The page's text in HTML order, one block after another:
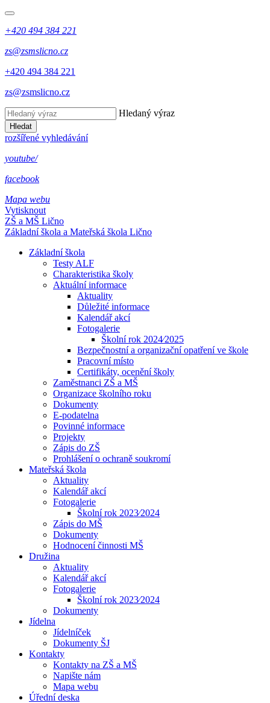
+420 494 384 221
zs@zsmslicno.cz
+420 494 384 221
zs@zsmslicno.cz
Hledaný výraz
Hledat
rozšířené vyhledávání
youtube/
facebook
Mapa webu
Vytisknout
ZŠ a MŠ Lično
Základní škola a Mateřská škola Lično
Základní škola
Testy ALF
Charakteristika školy
Aktuální informace
Aktuality
Důležité informace
Kalendář akcí
Fotogalerie
Školní rok 2024⁄2025
Bezpečnostní a organizační opatření ve škole
Pracovní místo
Certifikáty, ocenění školy
Zaměstnanci ZŠ a MŠ
Organizace školního roku
Dokumenty
E-podatelna
Povinné informace
Projekty
Zápis do ZŠ
Prohlášení o ochraně soukromí
Mateřská škola
Aktuality
Kalendář akcí
Fotogalerie
Školní rok 2023⁄2024
Zápis do MŠ
Dokumenty
Hodnocení činnosti MŠ
Družina
Aktuality
Kalendář akcí
Fotogalerie
Školní rok 2023⁄2024
Dokumenty
Jídelna
Jídelníček
Dokumenty ŠJ
Kontakty
Kontakty na ZŠ a MŠ
Napište nám
Mapa webu
Úřední deska